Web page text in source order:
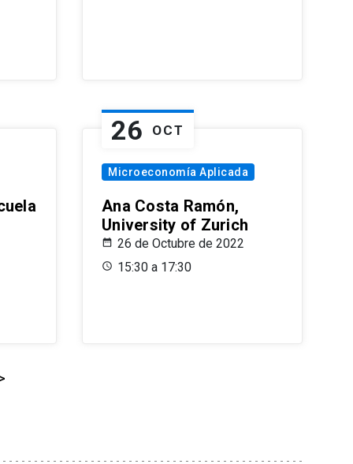
26 OCT
Microeconomía Aplicada
Ana Costa Ramón,
University of Zurich
26 de Octubre de 2022
15:30 a 17:30